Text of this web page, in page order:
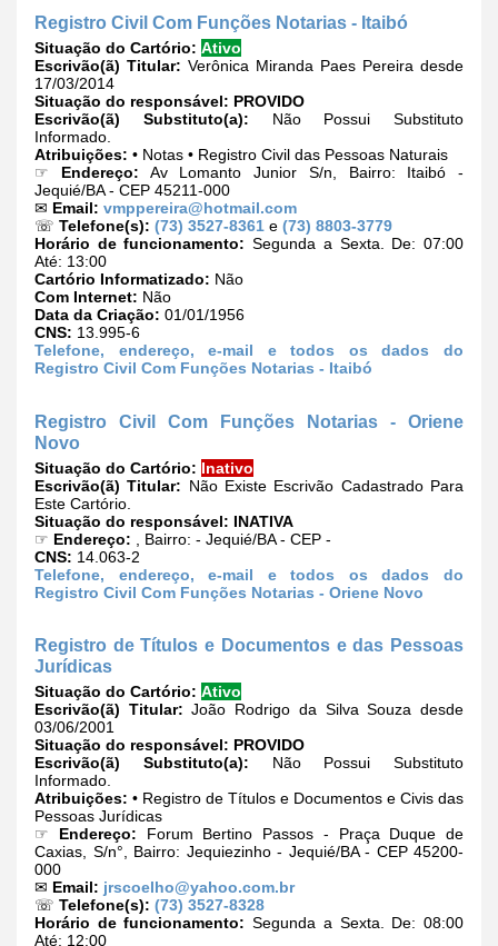
Registro Civil Com Funções Notarias - Itaibó
Situação do Cartório: Ativo
Escrivão(ã) Titular: Verônica Miranda Paes Pereira desde
17/03/2014
Situação do responsável: PROVIDO
Escrivão(ã) Substituto(a): Não Possui Substituto
Informado.
Atribuições: • Notas • Registro Civil das Pessoas Naturais
☞ Endereço: Av Lomanto Junior S/n, Bairro: Itaibó -
Jequié/BA - CEP 45211-000
✉ Email: vmppereira@hotmail.com
☏ Telefone(s): (73) 3527-8361 e (73) 8803-3779
Horário de funcionamento: Segunda a Sexta. De: 07:00
Até: 13:00
Cartório Informatizado: Não
Com Internet: Não
Data da Criação: 01/01/1956
CNS: 13.995-6
Telefone, endereço, e-mail e todos os dados do
Registro Civil Com Funções Notarias - Itaibó
Registro Civil Com Funções Notarias - Oriene
Novo
Situação do Cartório: Inativo
Escrivão(ã) Titular: Não Existe Escrivão Cadastrado Para
Este Cartório.
Situação do responsável: INATIVA
☞ Endereço: , Bairro: - Jequié/BA - CEP -
CNS: 14.063-2
Telefone, endereço, e-mail e todos os dados do
Registro Civil Com Funções Notarias - Oriene Novo
Registro de Títulos e Documentos e das Pessoas
Jurídicas
Situação do Cartório: Ativo
Escrivão(ã) Titular: João Rodrigo da Silva Souza desde
03/06/2001
Situação do responsável: PROVIDO
Escrivão(ã) Substituto(a): Não Possui Substituto
Informado.
Atribuições: • Registro de Títulos e Documentos e Civis das
Pessoas Jurídicas
☞ Endereço: Forum Bertino Passos - Praça Duque de
Caxias, S/n°, Bairro: Jequiezinho - Jequié/BA - CEP 45200-
000
✉ Email: jrscoelho@yahoo.com.br
☏ Telefone(s): (73) 3527-8328
Horário de funcionamento: Segunda a Sexta. De: 08:00
Até: 12:00